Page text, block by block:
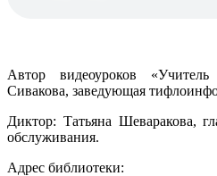
Автор видеоуроков
Сивакова, заведующая
Диктор: Татьяна Шеваракова,
обслуживания.
Адрес библиотеки: